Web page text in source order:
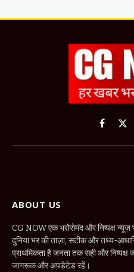
X
ABOUT US
CG NOW एक भरोसेमंद और निष्पक्ष न्यूज़
दुनिया भर की ताज़ा, सटीक और तथ्य-
प्राथमिकता है जनता तक सही और निष्पक्ष
जागरूक और अपडेटेड रहें।